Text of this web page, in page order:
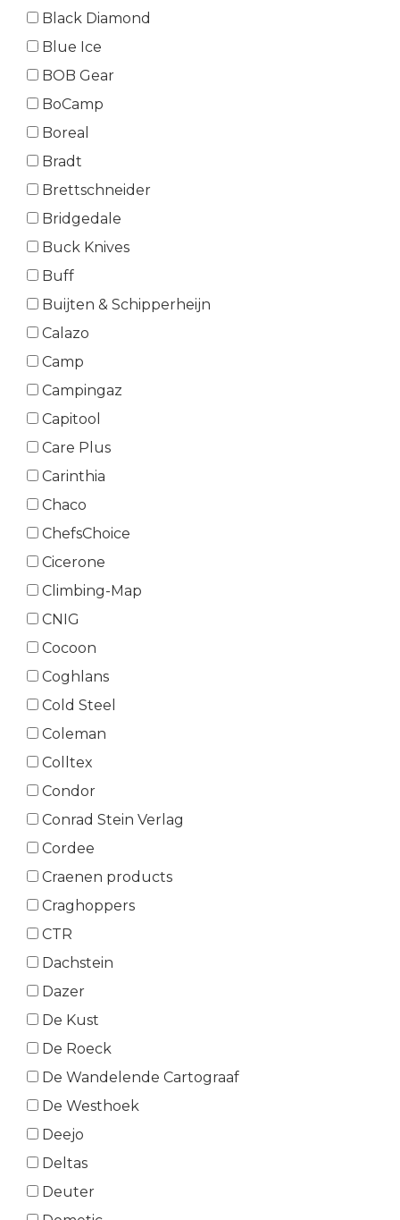
Black Diamond
Blue Ice
BOB Gear
BoCamp
Boreal
Bradt
Brettschneider
Bridgedale
Buck Knives
Buff
Buijten & Schipperheijn
Calazo
Camp
Campingaz
Capitool
Care Plus
Carinthia
Chaco
ChefsChoice
Cicerone
Climbing-Map
CNIG
Cocoon
Coghlans
Cold Steel
Coleman
Colltex
Condor
Conrad Stein Verlag
Cordee
Craenen products
Craghoppers
CTR
Dachstein
Dazer
De Kust
De Roeck
De Wandelende Cartograaf
De Westhoek
Deejo
Deltas
Deuter